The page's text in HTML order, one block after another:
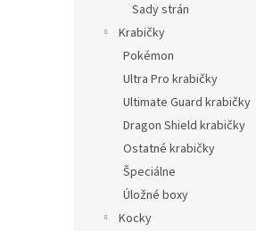
Sady strán
Krabičky
Pokémon
Ultra Pro krabičky
Ultimate Guard krabičky
Dragon Shield krabičky
Ostatné krabičky
Špeciálne
Úložné boxy
Kocky